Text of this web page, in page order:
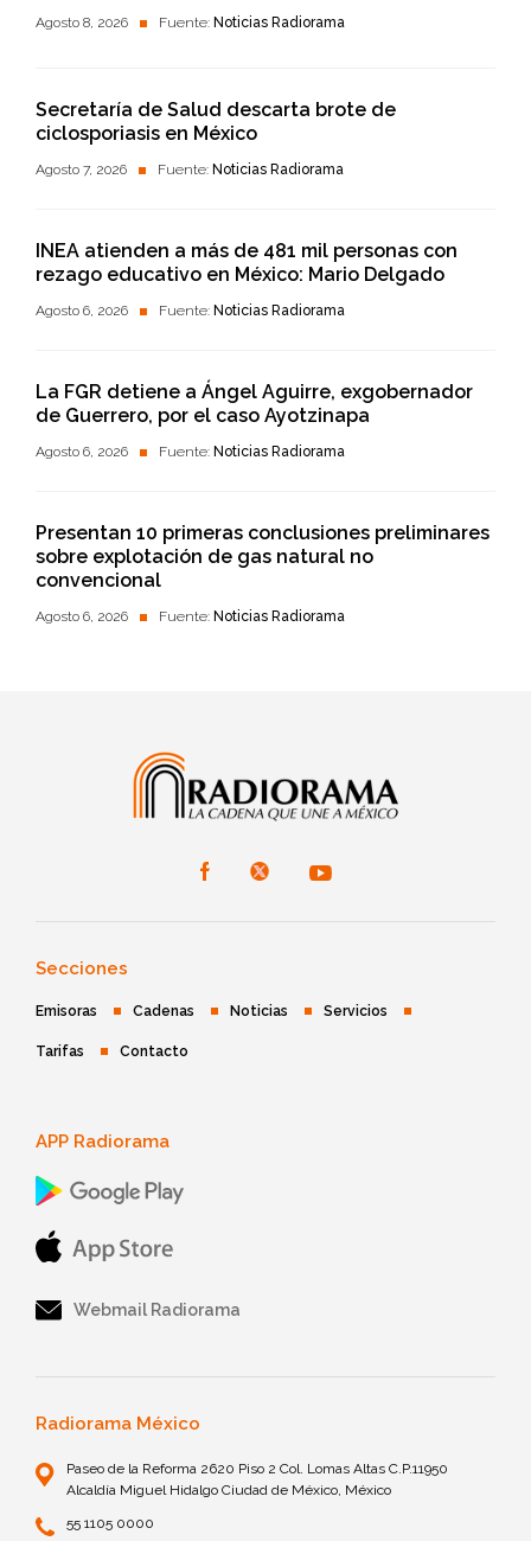
Agosto 8, 2026 Fuente: Noticias Radiorama
Secretaría de Salud descarta brote de
ciclosporiasis en México
Agosto 7, 2026 Fuente: Noticias Radiorama
INEA atienden a más de 481 mil personas con
rezago educativo en México: Mario Delgado
Agosto 6, 2026 Fuente: Noticias Radiorama
La FGR detiene a Ángel Aguirre, exgobernador
de Guerrero, por el caso Ayotzinapa
Agosto 6, 2026 Fuente: Noticias Radiorama
Presentan 10 primeras conclusiones preliminares
sobre explotación de gas natural no
convencional
Agosto 6, 2026 Fuente: Noticias Radiorama
Secciones
Emisoras Cadenas Noticias Servicios
Tarifas Contacto
APP Radiorama
Webmail Radiorama
Radiorama México
Paseo de la Reforma 2620 Piso 2 Col. Lomas Altas C.P.11950
Alcaldía Miguel Hidalgo Ciudad de México, México
55 1105 0000